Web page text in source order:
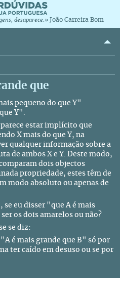
desaparece.» João Carreira Bom
que
pequeno do que Y"
Y".
estar implícito que
X mais do que Y, na
qualquer informação sobre a
de ambos X e Y. Deste modo,
dois objectos
propriedade, estes têm de
modo absoluto ou apenas de
eu disser "que A é mais
os dois amarelos ou não?
se diz:
é mais grande que B" só por
ter caído em desuso ou se por